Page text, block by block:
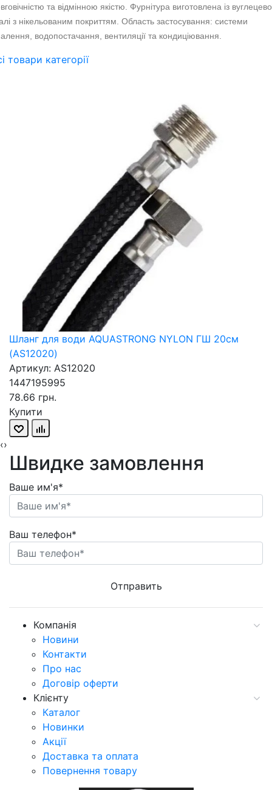
та відмінною якістю. Фурнітура виготовлена ​​із
з нікельованим покриттям. Область застосування: системи
водопостачання, вентиляції та кондиціювання.
товари категорії
Шланг для води AQUASTRONG NYLON ГШ 20см
(AS12020)
Артикул: AS12020
1447195995
78.66 грн.
Купити
‹›
Швидке замовлення
Ваше им'я*
Ваш телефон*
Компанія
Новини
Контакти
Про нас
Договір оферти
Клієнту
Каталог
Новинки
Акції
Доставка та оплата
Повернення товару